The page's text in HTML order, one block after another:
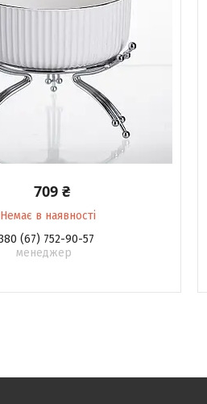
709 ₴
Немає в наявності
(67) 752-90-57
менеджер